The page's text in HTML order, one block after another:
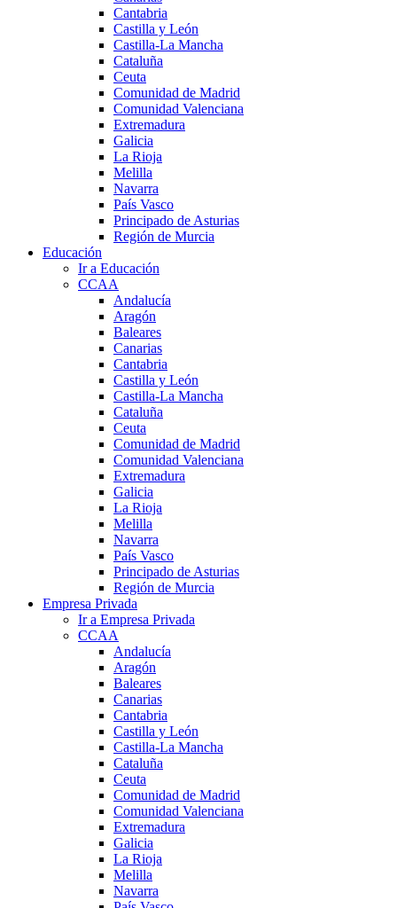
Cantabria
Castilla y León
Castilla-La Mancha
Cataluña
Ceuta
Comunidad de Madrid
Comunidad Valenciana
Extremadura
Galicia
La Rioja
Melilla
Navarra
País Vasco
Principado de Asturias
Región de Murcia
Educación
Ir a Educación
CCAA
Andalucía
Aragón
Baleares
Canarias
Cantabria
Castilla y León
Castilla-La Mancha
Cataluña
Ceuta
Comunidad de Madrid
Comunidad Valenciana
Extremadura
Galicia
La Rioja
Melilla
Navarra
País Vasco
Principado de Asturias
Región de Murcia
Empresa Privada
Ir a Empresa Privada
CCAA
Andalucía
Aragón
Baleares
Canarias
Cantabria
Castilla y León
Castilla-La Mancha
Cataluña
Ceuta
Comunidad de Madrid
Comunidad Valenciana
Extremadura
Galicia
La Rioja
Melilla
Navarra